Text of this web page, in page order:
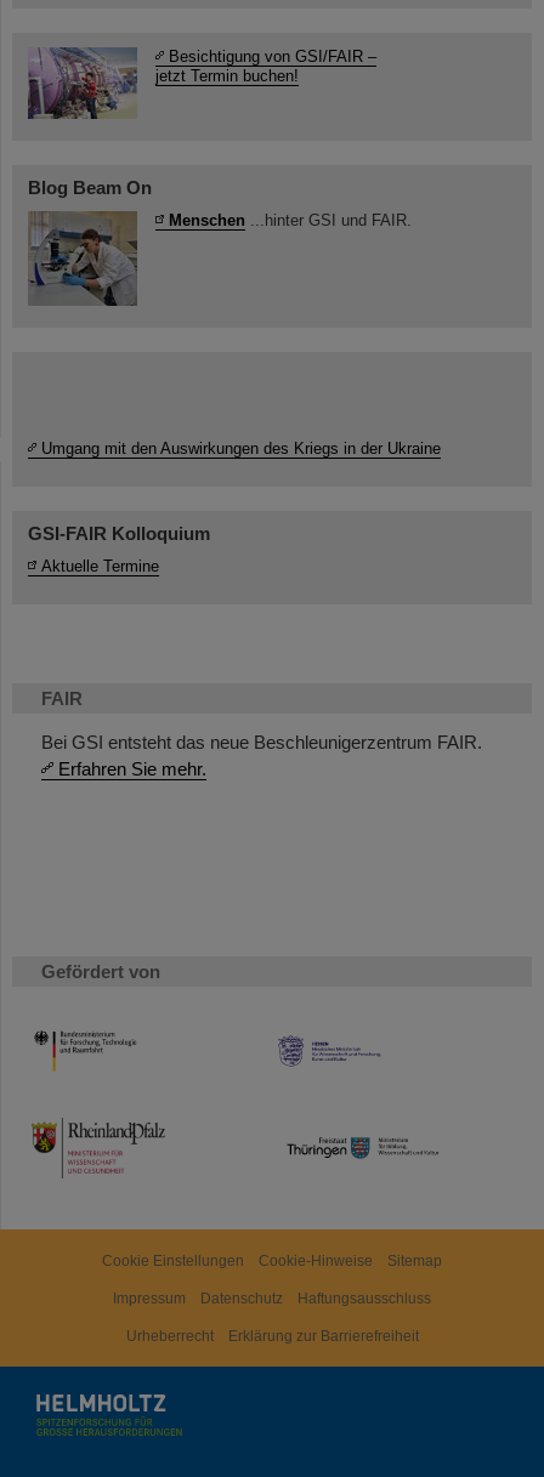
FAIR
Bei GSI entsteht das neue Beschleunigerzentrum FAIR.
Erfahren Sie mehr.
Gefördert von
HMWK
TMWWDG
Besichtigung von GSI/FAIR –
jetzt Termin buchen!
Blog Beam On
Menschen ...hinter GSI und FAIR.
Umgang mit den Auswirkungen des Kriegs in der Ukraine
GSI-FAIR Kolloquium
Aktuelle Termine
Cookie Einstellungen Cookie-Hinweise Sitemap
Impressum Datenschutz Haftungsausschluss
Urheberrecht Erklärung zur Barrierefreiheit